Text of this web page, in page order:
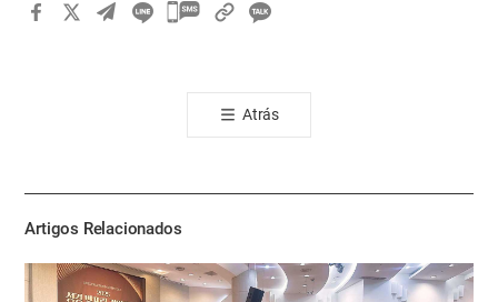
카
톡
공
기
Atrás
Artigos Relacionados